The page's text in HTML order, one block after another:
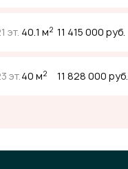
эт. 40.1 м2 11 415 000 руб.
эт.40 м2 11 828 000 руб.